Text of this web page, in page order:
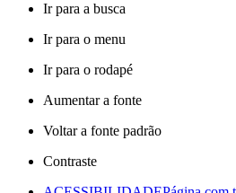
Ir para a busca
Ir para o menu
Ir para o rodapé
Aumentar a fonte
Voltar a fonte padrão
Contraste